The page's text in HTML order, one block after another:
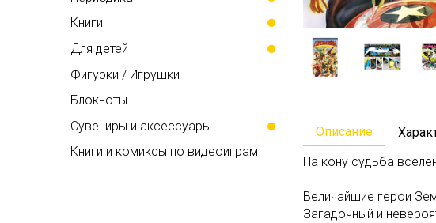
Описание
На кону судьба
Величайшие герои
Загадочный и
Книги
Для детей
Фигурки / Игрушки
Блокноты
Сувениры и аксессуары
Книги и комиксы по видеоиграм